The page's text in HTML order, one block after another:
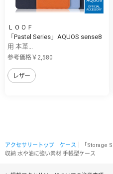
ＬＯＯＦ
「Pastel Series」AQUOS sense8
用 本革...
参考価格￥2,580
レザー
アクセサリートップ ケース ｜「Storage
収納 水や油に強い素材 手帳型ケース